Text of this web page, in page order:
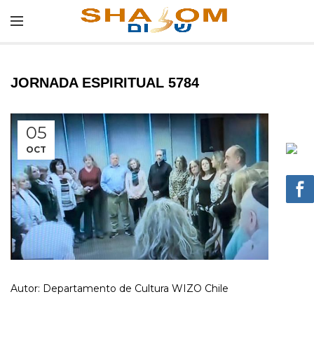
JORNADA ESPIRITUAL 5784
05
OCT
Autor: Departamento de Cultura WIZO Chile